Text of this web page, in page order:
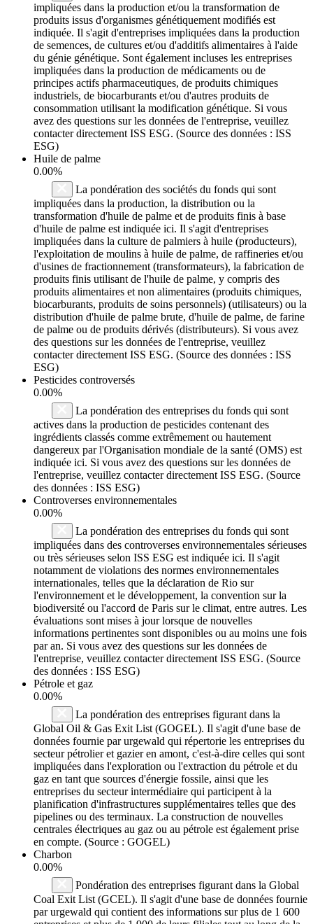
impliquées dans la production et/ou la transformation de
produits issus d'organismes génétiquement modifiés est
indiquée. Il s'agit d'entreprises impliquées dans la production
de semences, de cultures et/ou d'additifs alimentaires à l'aide
du génie génétique. Sont également incluses les entreprises
impliquées dans la production de médicaments ou de
principes actifs pharmaceutiques, de produits chimiques
industriels, de biocarburants et/ou d'autres produits de
consommation utilisant la modification génétique. Si vous
avez des questions sur les données de l'entreprise, veuillez
contacter directement ISS ESG. (Source des données : ISS
ESG)
Huile de palme
0.00%
La pondération des sociétés du fonds qui sont
impliquées dans la production, la distribution ou la
transformation d'huile de palme et de produits finis à base
d'huile de palme est indiquée ici. Il s'agit d'entreprises
impliquées dans la culture de palmiers à huile (producteurs),
l'exploitation de moulins à huile de palme, de raffineries et/ou
d'usines de fractionnement (transformateurs), la fabrication de
produits finis utilisant de l'huile de palme, y compris des
produits alimentaires et non alimentaires (produits chimiques,
biocarburants, produits de soins personnels) (utilisateurs) ou la
distribution d'huile de palme brute, d'huile de palme, de farine
de palme ou de produits dérivés (distributeurs). Si vous avez
des questions sur les données de l'entreprise, veuillez
contacter directement ISS ESG. (Source des données : ISS
ESG)
Pesticides controversés
0.00%
La pondération des entreprises du fonds qui sont
actives dans la production de pesticides contenant des
ingrédients classés comme extrêmement ou hautement
dangereux par l'Organisation mondiale de la santé (OMS) est
indiquée ici. Si vous avez des questions sur les données de
l'entreprise, veuillez contacter directement ISS ESG. (Source
des données : ISS ESG)
Controverses environnementales
0.00%
La pondération des entreprises du fonds qui sont
impliquées dans des controverses environnementales sérieuses
ou très sérieuses selon ISS ESG est indiquée ici. Il s'agit
notamment de violations des normes environnementales
internationales, telles que la déclaration de Rio sur
l'environnement et le développement, la convention sur la
biodiversité ou l'accord de Paris sur le climat, entre autres. Les
évaluations sont mises à jour lorsque de nouvelles
informations pertinentes sont disponibles ou au moins une fois
par an. Si vous avez des questions sur les données de
l'entreprise, veuillez contacter directement ISS ESG. (Source
des données : ISS ESG)
Pétrole et gaz
0.00%
La pondération des entreprises figurant dans la
Global Oil & Gas Exit List (GOGEL). Il s'agit d'une base de
données fournie par urgewald qui répertorie les entreprises du
secteur pétrolier et gazier en amont, c'est-à-dire celles qui sont
impliquées dans l'exploration ou l'extraction du pétrole et du
gaz en tant que sources d'énergie fossile, ainsi que les
entreprises du secteur intermédiaire qui participent à la
planification d'infrastructures supplémentaires telles que des
pipelines ou des terminaux. La construction de nouvelles
centrales électriques au gaz ou au pétrole est également prise
en compte. (Source : GOGEL)
Charbon
0.00%
Pondération des entreprises figurant dans la Global
Coal Exit List (GCEL). Il s'agit d'une base de données fournie
par urgewald qui contient des informations sur plus de 1 600